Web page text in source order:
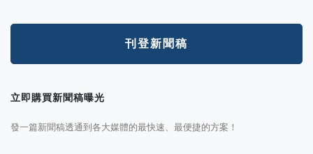
刊登新聞稿
立即購買新聞稿曝光
發一篇新聞稿透通到各大媒體的最快速、最便捷的方案！